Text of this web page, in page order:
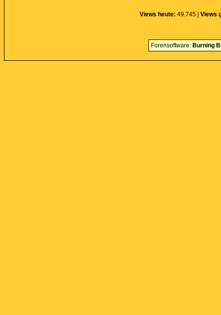
Views heute: 49.745 | Views
Forensoftware: Burning